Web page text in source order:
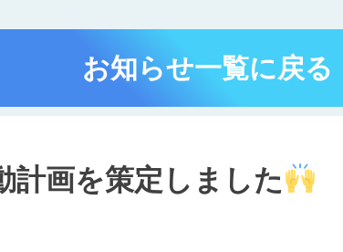
お知らせ一覧に戻る
計画を策定しました